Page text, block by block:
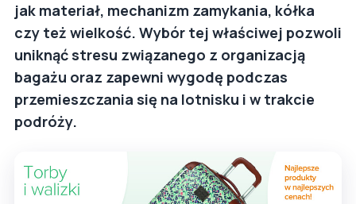
jak materiał, mechanizm zamykania, kółka
czy też wielkość. Wybór tej właściwej pozwoli
uniknąć stresu związanego z organizacją
bagażu oraz zapewni wygodę podczas
przemieszczania się na lotnisku i w trakcie
podróży.